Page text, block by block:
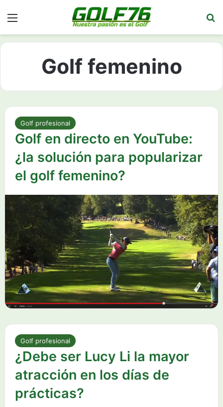
Golf femenino
Golf profesional
Golf en directo en YouTube:
¿la solución para popularizar
el golf femenino?
Golf profesional
¿Debe ser Lucy Li la mayor
atracción en los días de
prácticas?